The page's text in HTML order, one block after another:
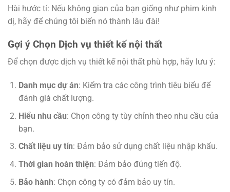
Hài hước tí: Nếu không gian của bạn giống như phim kinh
dị, hãy để chúng tôi biến nó thành lâu đài!
Gợi ý Chọn Dịch vụ thiết kế nội thất
Để chọn được dịch vụ thiết kế nội thất phù hợp, hãy lưu ý:
Danh mục dự án: Kiểm tra các công trình tiêu biểu để
đánh giá chất lượng.
Hiểu nhu cầu: Chọn công ty tùy chỉnh theo nhu cầu của
bạn.
Chất liệu uy tín: Đảm bảo sử dụng chất liệu nhập khẩu.
Thời gian hoàn thiện: Đảm bảo đúng tiến độ.
Bảo hành: Chọn công ty có đảm bảo uy tín.